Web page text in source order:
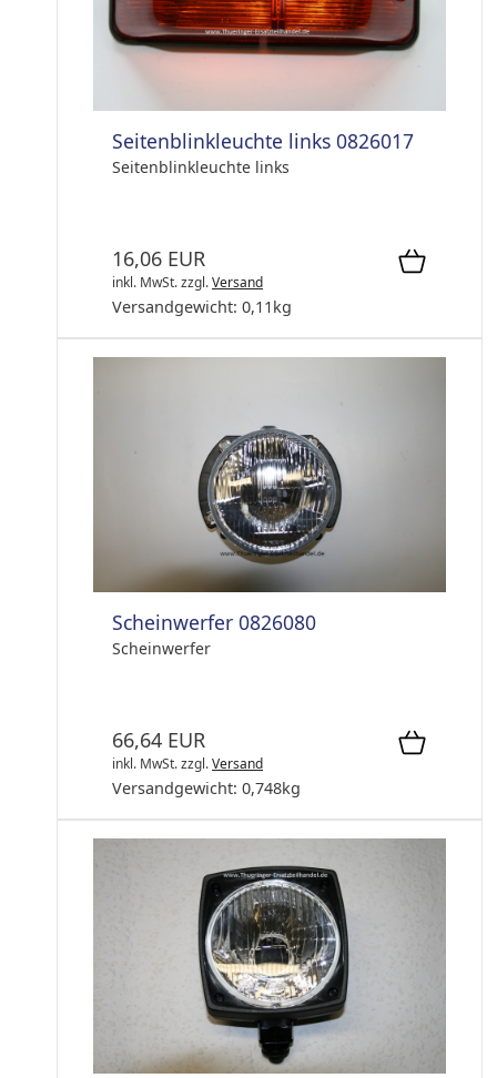
Seitenblinkleuchte links 0826017
Seitenblinkleuchte links
16,06 EUR
inkl. MwSt.zzgl.Versand
Versandgewicht: 0,11 kg
Scheinwerfer 0826080
Scheinwerfer
66,64 EUR
inkl. MwSt.zzgl.Versand
Versandgewicht: 0,748kg